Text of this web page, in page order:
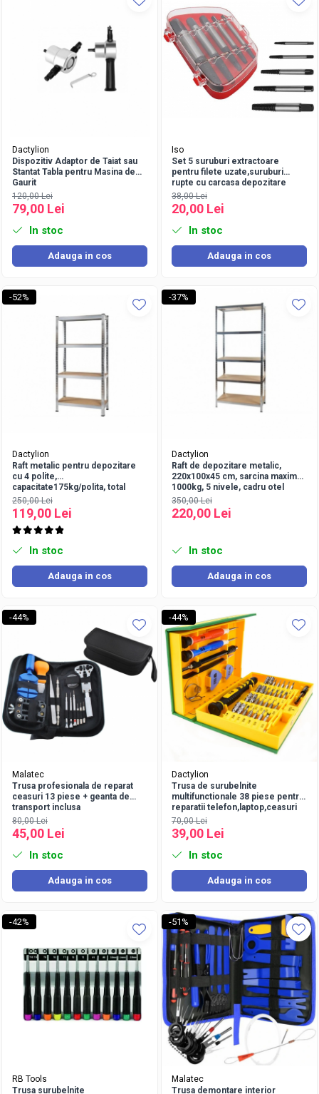
Dactylion
Dispozitiv Adaptor de Taiat sau
Stantat Tabla pentru Masina de
Gaurit
120,00 Lei
79,00 Lei
In stoc
Adauga in cos
Iso
Set 5 suruburi extractoare
pentru filete uzate,suruburi
rupte cu carcasa depozitare
inclusa
38,00 Lei
20,00 Lei
In stoc
Adauga in cos
-52%
Dactylion
Raft metalic pentru depozitare
cu 4 polite,
capacitate175kg/polita, total
700kg,150x75x30cm
250,00 Lei
119,00 Lei
In stoc
Adauga in cos
-37%
Dactylion
Raft de depozitare metalic,
220x100x45 cm, sarcina maxima
1000kg, 5 nivele, cadru otel
zincat
350,00 Lei
220,00 Lei
In stoc
Adauga in cos
-44%
Malatec
Trusa profesionala de reparat
ceasuri 13 piese + geanta de
transport inclusa
80,00 Lei
45,00 Lei
In stoc
Adauga in cos
-44%
Dactylion
Trusa de surubelnite
multifunctionale 38 piese pentru
reparatii telefon,laptop,ceasuri
70,00 Lei
39,00 Lei
In stoc
Adauga in cos
-42%
RB Tools
Trusa surubelnite
-51%
Malatec
Trusa demontare interior